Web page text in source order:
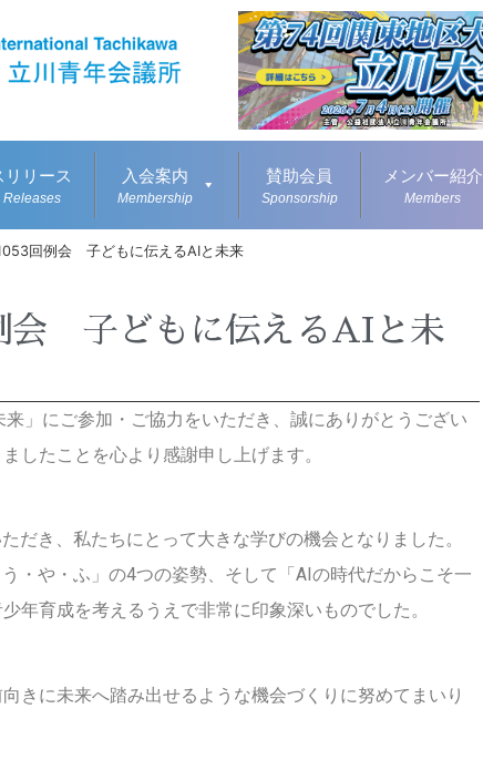
リリース
Releases
入会案内
Membership
賛助会員
Sponsorship
メンバー紹介
Members
回例会 子どもに伝えるAIと未来
会 子どもに伝えるAIと未
」にご参加・ご協力をいただき、誠にありがとうござい
したことを心より感謝申し上げます。
だき、私たちにとって大きな学びの機会となりました。
・や・ふ」の4つの姿勢、そして「AIの時代だからこそ一
年育成を考えるうえで非常に印象深いものでした。
きに未来へ踏み出せるような機会づくりに努めてまいり